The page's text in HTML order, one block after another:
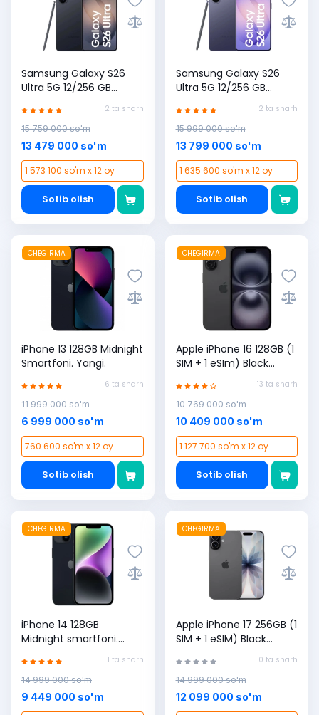
Samsung Galaxy S26
Ultra 5G 12/256 GB
2 ta sharh
15 759 000 so'm
13 479 000 so'm
1 573 100 so'm x 12 oy
Sotib olish
Samsung Galaxy S26
Ultra 5G 12/256 GB
smartfoni, Binafsha2 ta sharh
15 999 000 so'm
13 799 000 so'm
1 635 600 so'm x 12 oy
Sotib olish
CHEGIRMA
iPhone 13 128GB Midnight
Smartfoni. Yangi.
6 ta sharh
11 999 000 so'm
6 999 000 so'm
760 600 so'm x 12 oy
Sotib olish
CHEGIRMA
Apple iPhone 16 128GB (1
SIM + 1 eSIm) Black
13 ta sharh
10 769 000 so'm
10 409 000 so'm
1 127 700 so'm x 12 oy
Sotib olish
CHEGIRMA
iPhone 14 128GB
Midnight smartfoni.
Yangi (1 Sim + 1 eSim)
1 ta sharh
14 999 000 so'm
9 449 000 so'm
CHEGIRMA
Apple iPhone 17 256GB (1
SIM + 1 eSIM) Black
0 ta sharh
14 999 000 so'm
12 099 000 so'm